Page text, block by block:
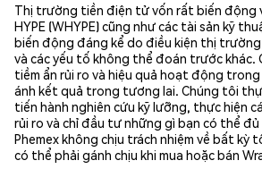
Thị trường tiền điện tử vốn rất biến động
HYPE (WHYPE) cũng như các tài sản kỹ
biến động đáng kể do điều kiện thị
và các yếu tố không thể đoán trước khác.
tiềm ẩn rủi ro và hiệu quả hoạt động
ánh kết quả trong tương lai. Chúng tôi
tiến hành nghiên cứu kỹ lưỡng, thực hiện
rủi ro và chỉ đầu tư những gì bạn có thể đủ
Phemex không chịu trách nhiệm về bất kỳ
có thể phải gánh chịu khi mua hoặc bán